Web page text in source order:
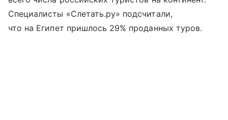
Специалисты «Слетать.ру» подсчитали,
что на Египет пришлось 29% проданных туров.